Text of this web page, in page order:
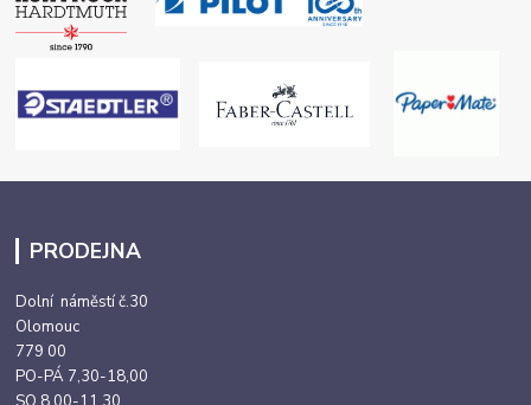
PRODEJNA
Dolní náměstí č.30
Olomouc
779 00
PO-PÁ 7,30-18,00